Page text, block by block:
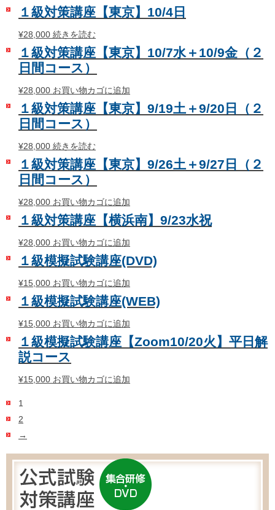
品
ペ
か
択
き
１級対策講座【東京】10/4日
¥28,000 続きを読む
１級対策講座【東京】10/7水＋10/9金（２
日間コース）
¥28,000 お買い物カゴに追加
１級対策講座【東京】9/19土＋9/20日（２
日間コース）
¥28,000 続きを読む
１級対策講座【東京】9/26土＋9/27日（２
日間コース）
¥28,000 お買い物カゴに追加
１級対策講座【横浜南】9/23水祝
¥28,000 お買い物カゴに追加
１級模擬試験講座(DVD)
¥15,000 お買い物カゴに追加
１級模擬試験講座(WEB)
¥15,000 お買い物カゴに追加
１級模擬試験講座【Zoom10/20火】平日解
説コース
¥15,000 お買い物カゴに追加
1
2
→